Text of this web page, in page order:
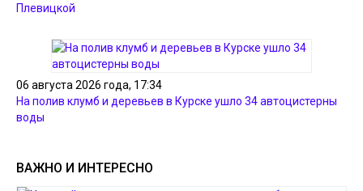
Плевицкой
06 августа 2026 года, 17:34
На полив клумб и деревьев в Курске ушло 34 автоцистерны
воды
ВАЖНО И ИНТЕРЕСНО